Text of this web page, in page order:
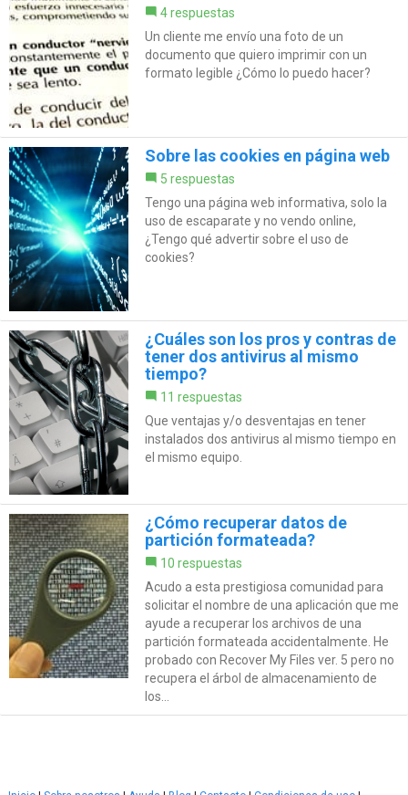
4 respuestas
Un cliente me envío una foto de un
documento que quiero imprimir con un
formato legible ¿Cómo lo puedo hacer?
Sobre las cookies en página web
5 respuestas
Tengo una página web informativa, solo la
uso de escaparate y no vendo online,
¿Tengo qué advertir sobre el uso de
cookies?
¿Cuáles son los pros y contras de
tener dos antivirus al mismo
tiempo?
11 respuestas
Que ventajas y/o desventajas en tener
instalados dos antivirus al mismo tiempo en
el mismo equipo.
¿Cómo recuperar datos de
partición formateada?
10 respuestas
Acudo a esta prestigiosa comunidad para
solicitar el nombre de una aplicación que me
ayude a recuperar los archivos de una
partición formateada accidentalmente. He
probado con Recover My Files ver. 5 pero no
recupera el árbol de almacenamiento de
los...